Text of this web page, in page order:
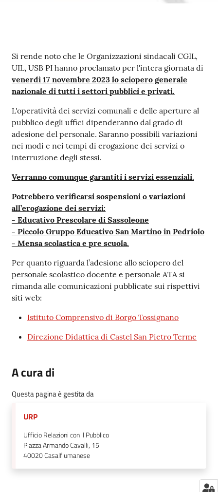
Contenuto
Si rende noto che le Organizzazioni sindacali CGIL,
UIL, USB PI hanno proclamato per l'intera giornata di
venerdì 17 novembre 2023 lo sciopero generale
nazionale di tutti i settori pubblici e privati.
L'operatività dei servizi comunali e delle aperture al
pubblico degli uffici dipenderanno dal grado di
adesione del personale. Saranno possibili variazioni
nei modi e nei tempi di erogazione dei servizi o
interruzione degli stessi.
Verranno comunque garantiti i servizi essenziali.
Potrebbero verificarsi sospensioni o variazioni
all’erogazione dei servizi:
- Educativo Prescolare di Sassoleone
- Piccolo Gruppo Educativo San Martino in Pedriolo
- Mensa scolastica e pre scuola.
Per quanto riguarda l’adesione allo sciopero del
personale scolastico docente e personale ATA si
rimanda alle comunicazioni pubblicate sui rispettivi
siti web:
Istituto Comprensivo di Borgo Tossignano
Direzione Didattica di Castel San Pietro Terme
A cura di
Questa pagina è gestita da
URP
Ufficio Relazioni con il Pubblico
Piazza Armando Cavalli, 15
40020Casalfiumanese